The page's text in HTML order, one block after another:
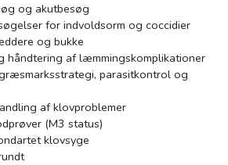
og akutbesøg
for indvoldsorm og coccidier
og bukke
håndtering af læmmingskomplikationer
parasitkontrol og
af klovproblemer
(M3 status)
klovsyge